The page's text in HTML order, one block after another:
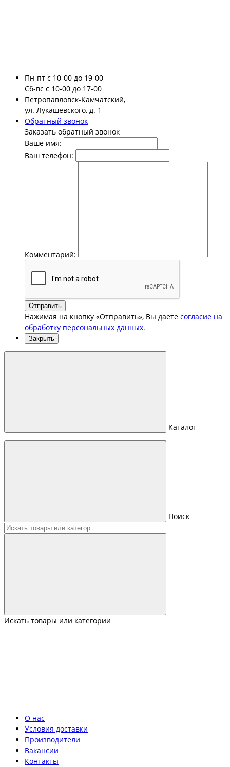
Пн-пт с 10-00 до 19-00
Сб-вс с 10-00 до 17-00
Петропавловск-Камчатский,
ул. Лукашевского, д. 1
Обратный звонок
Заказать обратный звонок
Ваше имя:
Ваш телефон:
Комментарий:
Отправить
Нажимая на кнопку «Отправить», Вы даете согласие на
обработку персональных данных.
Закрыть
Каталог
Поиск
Искать товары или категории
О нас
Условия доставки
Производители
Вакансии
Контакты